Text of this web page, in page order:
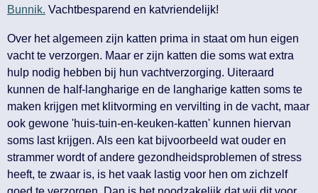
Bunnik. Vachtbesparend en katvriendelijk!
Over het algemeen zijn katten prima in staat om hun eigen
vacht te verzorgen. Maar er zijn katten die soms wat extra
hulp nodig hebben bij hun vachtverzorging. Uiteraard
kunnen de half-langharige en de langharige katten soms te
maken krijgen met klitvorming en vervilting in de vacht, maar
ook gewone 'huis-tuin-en-keuken-katten' kunnen hiervan
soms last krijgen. Als een kat bijvoorbeeld wat ouder en
strammer wordt of andere gezondheidsproblemen of stress
heeft, te zwaar is, is het vaak lastig voor hen om zichzelf